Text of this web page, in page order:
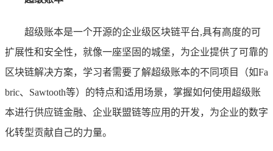
超级账本是一个开源的企业级区块链平台,具有高度的可
扩展性和安全性，就像一座坚固的城堡，为企业提供了可靠的
区块链解决方案，学习者需要了解超级账本的不同项目（如Fa
bric、Sawtooth等）的特点和适用场景，掌握如何使用超级账
本进行供应链金融、企业联盟链等应用的开发，为企业的数字
化转型贡献自己的力量。